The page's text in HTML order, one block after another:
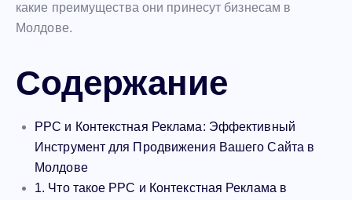
какие преимущества они принесут бизнесам в
Молдове.
Содержание
PPC и Контекстная Реклама: Эффективный
Инструмент для Продвижения Вашего Сайта в
Молдове
1. Что такое PPC и Контекстная Реклама в